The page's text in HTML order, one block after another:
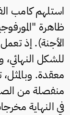
استلهم كامب
ظاهرة
الأجنة). إذ
للشكل
معقدة. وبالمثل،
منفصلة من
في النهاية